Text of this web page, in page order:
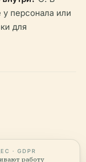
у персонала или
для
ЕС · GDPR
работу